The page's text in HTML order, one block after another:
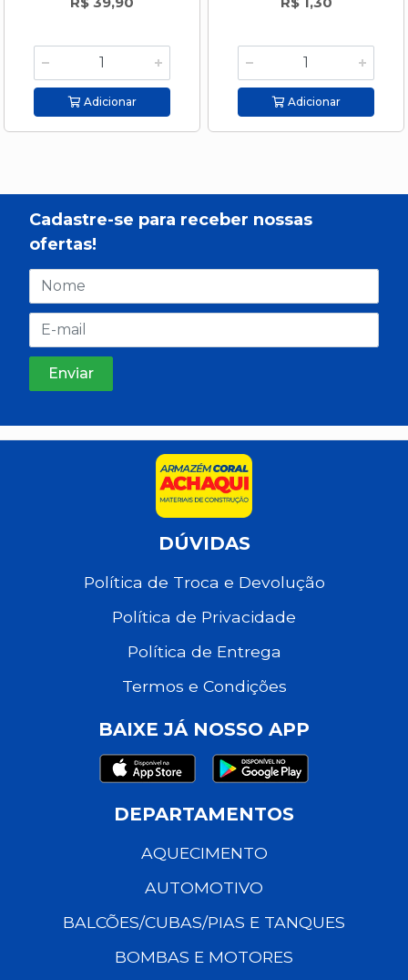
Adicionar Adicionar
Cadastre-se para receber nossas
ofertas!
DÚVIDAS
Política de Troca e Devolução
Política de Privacidade
Política de Entrega
Termos e Condições
BAIXE JÁ NOSSO APP
DEPARTAMENTOS
AQUECIMENTO
AUTOMOTIVO
BALCÕES/CUBAS/PIAS E TANQUES
BOMBAS E MOTORES